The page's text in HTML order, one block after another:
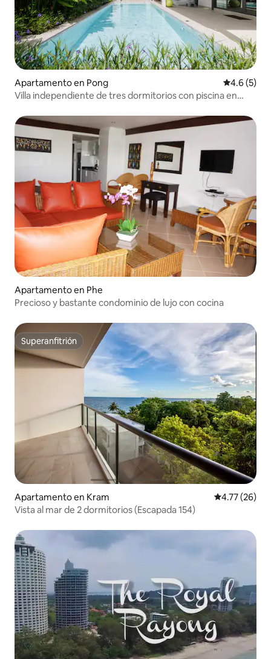
Apartamento en Pong
4.6 (5)
Villa independiente de tres dormitorios con piscina en
Apartamento en Phe
Precioso y bastante condominio de lujo con cocina
Superanfitrión
Superanfitrión
Apartamento en Kram Calificación
4.77 (26)
Vista al mar de 2 dormitorios (Escapada 154)